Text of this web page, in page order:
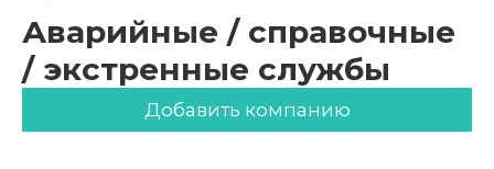
Аварийные / справочные
/ экстренные службы
Добавить компанию